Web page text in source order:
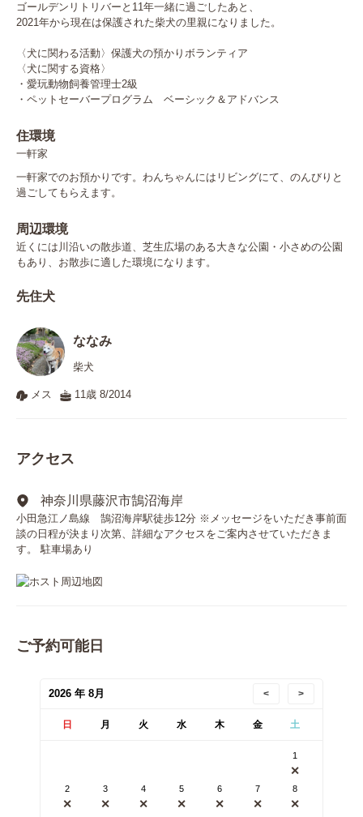
ゴールデンリトリバーと11年一緒に過ごしたあと、
2021年から現在は保護された柴犬の里親になりました。
〈犬に関わる活動〉保護犬の預かりボランティア
〈犬に関する資格〉
・愛玩動物飼養管理士2級
・ペットセーバープログラム　ベーシック＆アドバンス
住環境
一軒家
一軒家でのお預かりです。わんちゃんにはリビングにて、のんびりと
過ごしてもらえます。
周辺環境
近くには川沿いの散歩道、芝生広場のある大きな公園・小さめの公園
もあり、お散歩に適した環境になります。
先住犬
ななみ
柴犬
メス 11歳 8/2014
アクセス
神奈川県藤沢市鵠沼海岸
小田急江ノ島線 鵠沼海岸駅徒歩12分 ※メッセージをいただき事前面
談の日程が決まり次第、詳細なアクセスをご案内させていただきま
す。 駐車場あり
ご予約可能日
2026 年 8月 < >
日 月 火 水 木 金 土
1
✕
2
✕
3
✕
4
✕
5
✕
6
✕
7
✕
8
✕